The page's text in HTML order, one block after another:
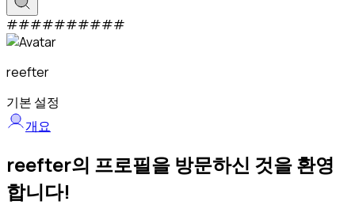
##########
reefter
기본 설정
개요
reefter의 프로필을 방문하신 것을 환영
합니다!